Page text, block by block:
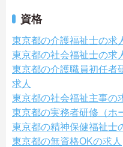
資格
東京都の介護福祉士の求
東京都の社会福祉士の求
東京都の介護職員初任者
求人
東京都の社会福祉主事の
東京都の実務者研修（ホ
東京都の精神保健福祉士
東京都の無資格OKの求人